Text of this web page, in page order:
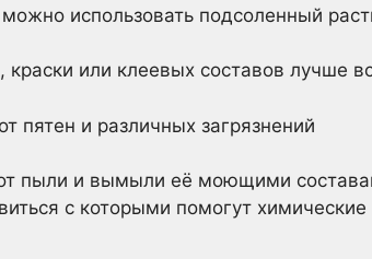
использовать подсоленный
или клеевых составов лучше
пятен и различных загрязнений
пыли и вымыли её моющими
с которыми помогут